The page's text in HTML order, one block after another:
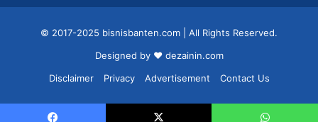
© 2017-2025 bisnisbanten.com | All Rights Reserved.
Designed by ❤ dezainin.com
Disclaimer
Privacy Advertisement Contact Us